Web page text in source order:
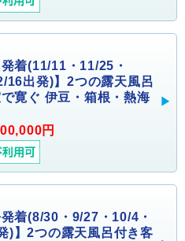
着(11/11・11/25・
16出発)】2つの露天風呂
寛ぐ 伊豆・箱根・熱海
円
着(8/30・9/27・10/4・
)】2つの露天風呂付き客